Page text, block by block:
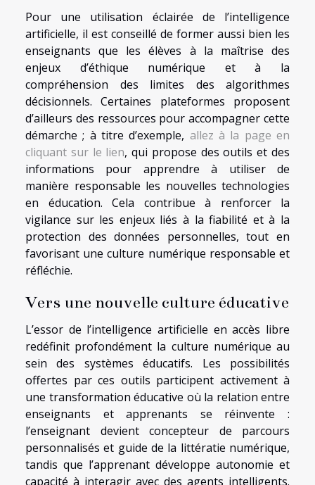
Pour une utilisation éclairée de l’intelligence
artificielle, il est conseillé de former aussi bien les
enseignants que les élèves à la maîtrise des
enjeux d’éthique numérique et à la
compréhension des limites des algorithmes
décisionnels. Certaines plateformes proposent
d’ailleurs des ressources pour accompagner cette
démarche ; à titre d’exemple, allez à la page en
cliquant sur le lien, qui propose des outils et des
informations pour apprendre à utiliser de
manière responsable les nouvelles technologies
en éducation. Cela contribue à renforcer la
vigilance sur les enjeux liés à la fiabilité et à la
protection des données personnelles, tout en
favorisant une culture numérique responsable et
réfléchie.
Vers une nouvelle culture éducative
L’essor de l’intelligence artificielle en accès libre
redéfinit profondément la culture numérique au
sein des systèmes éducatifs. Les possibilités
offertes par ces outils participent activement à
une transformation éducative où la relation entre
enseignants et apprenants se réinvente :
l’enseignant devient concepteur de parcours
personnalisés et guide de la littératie numérique,
tandis que l’apprenant développe autonomie et
capacité à interagir avec des agents intelligents.